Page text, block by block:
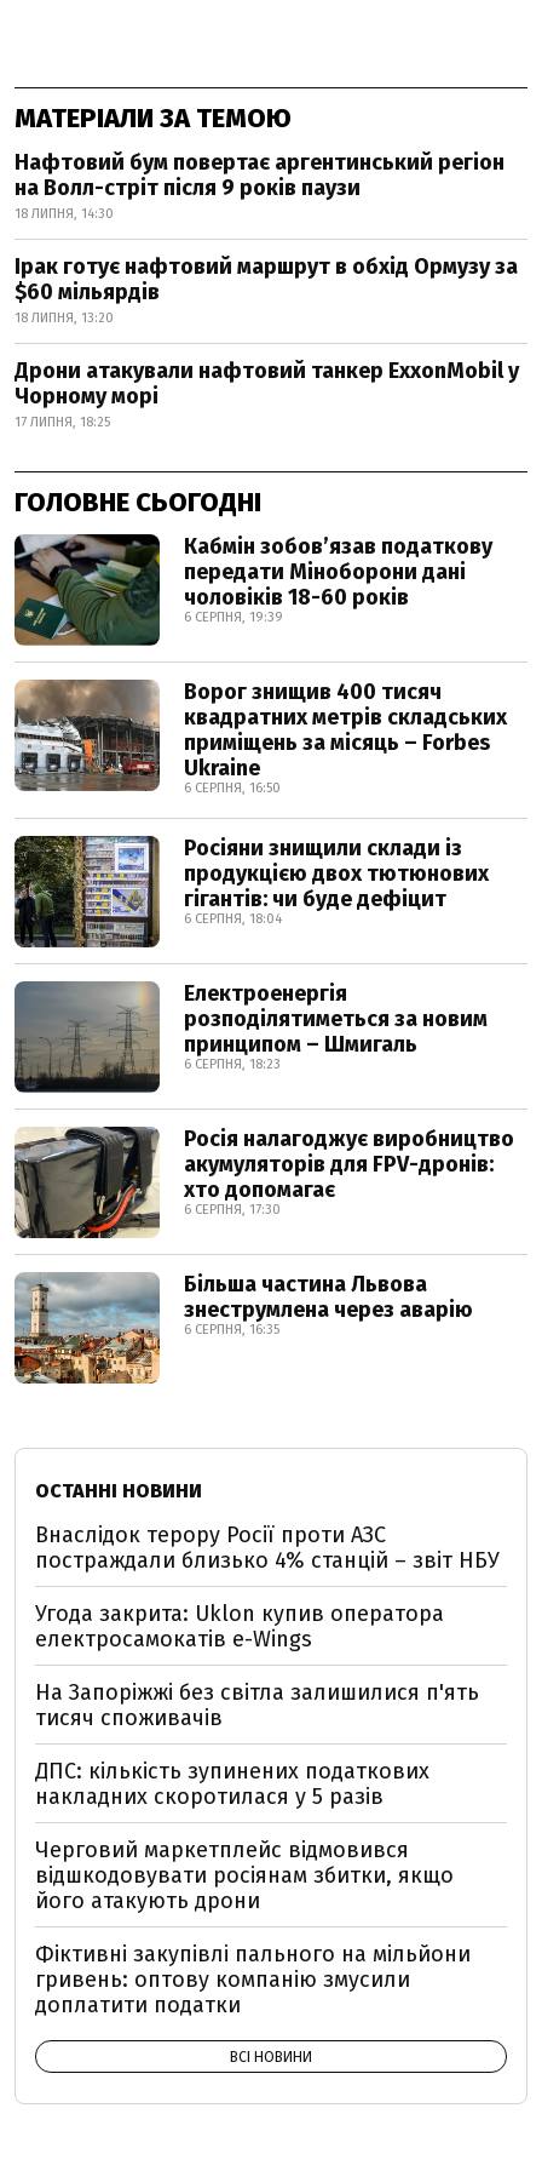
МАТЕРІАЛИ ЗА ТЕМОЮ
Нафтовий бум повертає аргентинський регіон
на Волл-стріт після 9 років паузи
18 ЛИПНЯ, 14:30
Ірак готує нафтовий маршрут в обхід Ормузу за
$60 мільярдів
18 ЛИПНЯ, 13:20
Дрони атакували нафтовий танкер ExxonMobil у
Чорному морі
17 ЛИПНЯ, 18:25
ГОЛОВНЕ СЬОГОДНІ
Кабмін зобовʼязав податкову
передати Міноборони дані
чоловіків 18-60 років
6 СЕРПНЯ, 19:39
Ворог знищив 400 тисяч
квадратних метрів складських
приміщень за місяць – Forbes
Ukraine
6 СЕРПНЯ, 16:50
Росіяни знищили склади із
продукцією двох тютюнових
гігантів: чи буде дефіцит
6 СЕРПНЯ, 18:04
Електроенергія
розподілятиметься за новим
принципом – Шмигаль
6 СЕРПНЯ, 18:23
Росія налагоджує виробництво
акумуляторів для FPV-дронів:
хто допомагає
6 СЕРПНЯ, 17:30
Більша частина Львова
знеструмлена через аварію
6 СЕРПНЯ, 16:35
ОСТАННІ НОВИНИ
Внаслідок терору Росії проти АЗС
постраждали близько 4% станцій – звіт НБУ
Угода закрита: Uklon купив оператора
електросамокатів e-Wings
На Запоріжжі без світла залишилися п'ять
тисяч споживачів
ДПС: кількість зупинених податкових
накладних скоротилася у 5 разів
Черговий маркетплейс відмовився
відшкодовувати росіянам збитки, якщо
його атакують дрони
Фіктивні закупівлі пального на мільйони
гривень: оптову компанію змусили
доплатити податки
ВСІ НОВИНИ